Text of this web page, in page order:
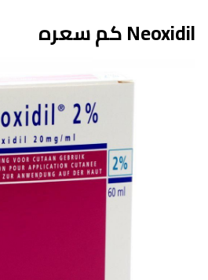
Neoxidil كم سعره